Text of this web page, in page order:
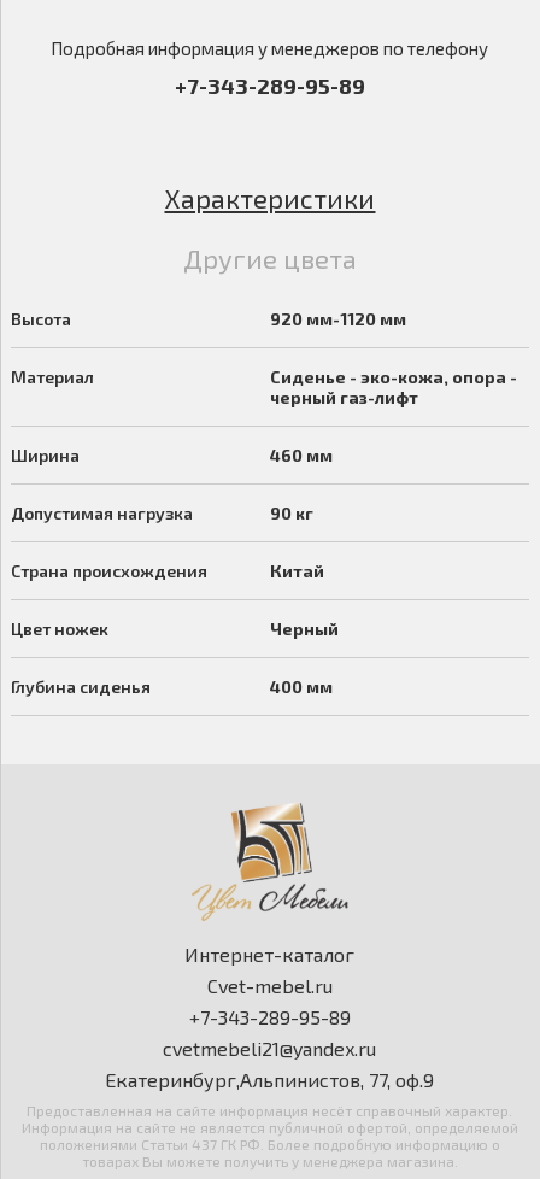
Подробная информация у менеджеров по телефону
+7-343-289-95-89
Характеристики
Другие цвета
Высота 920 мм-1120 мм
Материал
Сиденье - эко-кожа, опора -
черный газ-лифт
Ширина 460 мм
Допустимая нагрузка 90 кг
Страна происхождения Китай
Цвет ножек Черный
Глубина сиденья 400 мм
Интернет-каталог
Cvet-mebel.ru
+7-343-289-95-89
cvetmebeli21@yandex.ru
Екатеринбург,Альпинистов, 77, оф.9
Предоставленная на сайте информация несёт справочный характер.
Информация на сайте не является публичной офертой, определяемой
положениями Статьи 437 ГК РФ. Более подробную информацию о
товарах Вы можете получить у менеджера магазина.